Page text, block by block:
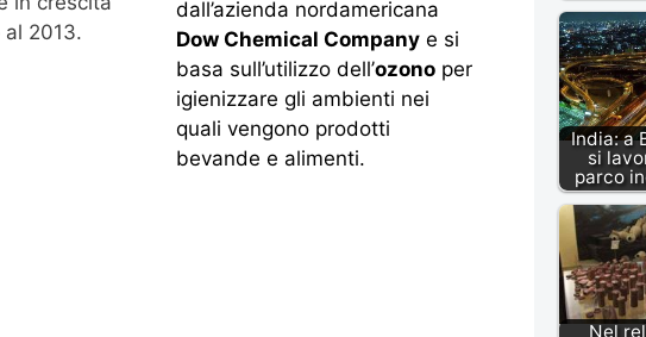
2013.
dall’azienda nordamericana
Dow Chemical Company e si
basa sull’utilizzo dell’ozono per
igienizzare gli ambienti nei
quali vengono prodotti
bevande e alimenti.
India: a
si
parco
Nel